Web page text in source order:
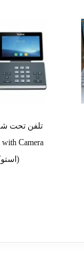
تلفن تحت
Camera